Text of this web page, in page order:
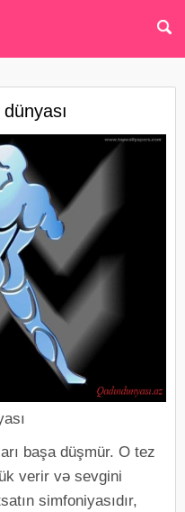
başa düşmür. O tez
verir və sevgini
simfoniyasıdır,